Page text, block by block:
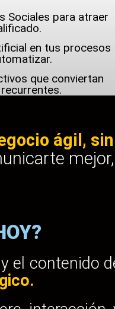
Sociales para atraer
en tus procesos
que conviertan
ágil, sin
mejor,
el contenido